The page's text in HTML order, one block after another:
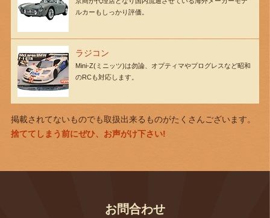
ルカーもしっかり評価。
ラジコン
Mini-Z(ミニッツ)は勿論、オプティマやプログレスなど昭和
のRCも対応します。
掲載されてないものでも取扱出来るものがたくさんございます。
捨ててしまう前にぜひ、お声がけ下さい!
お問合わせ